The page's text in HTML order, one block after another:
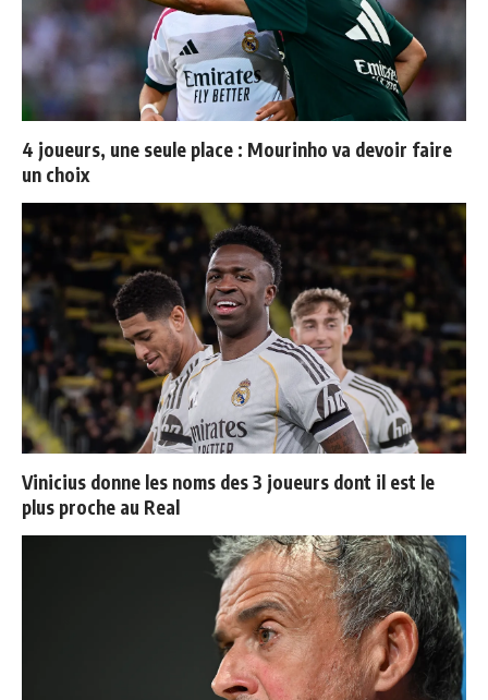
4 joueurs, une seule place : Mourinho va devoir faire
un choix
Vinicius donne les noms des 3 joueurs dont il est le
plus proche au Real